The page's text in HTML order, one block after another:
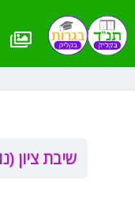
לתוכן
שיבת ציון